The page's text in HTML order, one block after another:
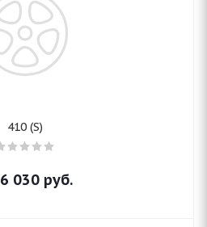
410 (S)
6 030руб.